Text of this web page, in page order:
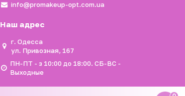
info@promakeup-opt.com.ua
Наш адрес
г. Одесса
ул. Привозная, 167
ПН-ПТ - з 10:00 до 18:00. СБ-ВС -
Выходные